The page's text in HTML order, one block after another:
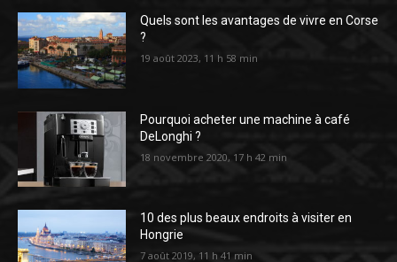
Quels sont les avantages de vivre en Corse
?
19 août 2023, 11 h 58 min
Pourquoi acheter une machine à café
DeLonghi ?
18 novembre 2020, 17 h 42 min
10 des plus beaux endroits à visiter en
Hongrie
7 août 2019, 11 h 41 min